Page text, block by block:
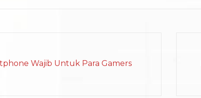
Wajib Untuk Para Gamers